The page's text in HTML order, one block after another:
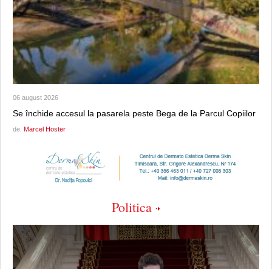
06 august 2026
Se închide accesul la pasarela peste Bega de la Parcul Copiilor
de: Marcel Hoster
Politica